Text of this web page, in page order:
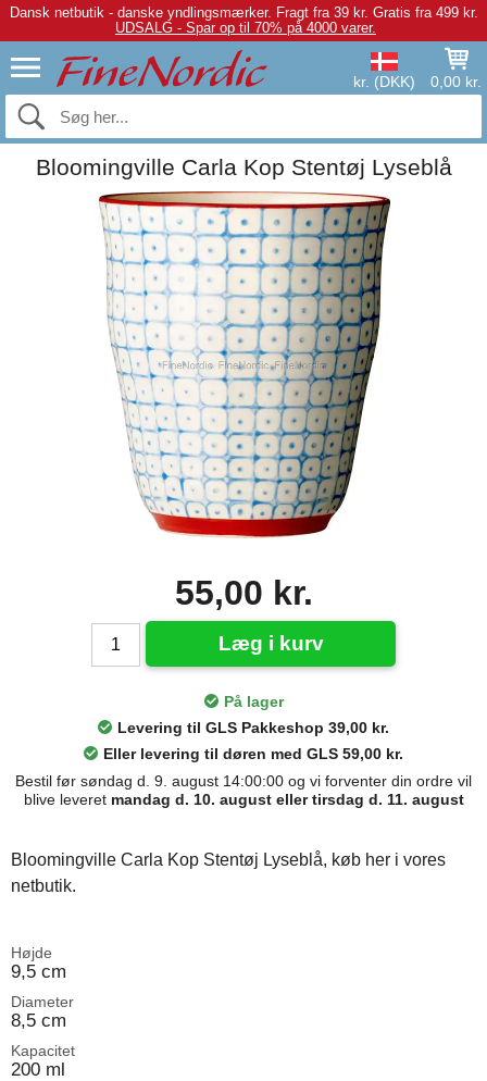
Dansk netbutik - danske yndlingsmærker. Fragt fra 39 kr. Gratis fra 499 kr.
UDSALG - Spar op til 70% på 4000 varer.
kr. (DKK) 0,00 kr.
Bloomingville Carla Kop Stentøj Lyseblå
55,00 kr.
Læg i kurv
På lager
Levering til GLS Pakkeshop 39,00 kr.
Eller levering til døren med GLS 59,00 kr.
Bestil før søndag d. 9. august 14:00:00 og vi forventer din ordre vil
blive leveret mandag d. 10. august eller tirsdag d. 11. august
Bloomingville Carla Kop Stentøj Lyseblå, køb her i vores
netbutik.
Højde
9,5 cm
Diameter
8,5 cm
Kapacitet
200 ml